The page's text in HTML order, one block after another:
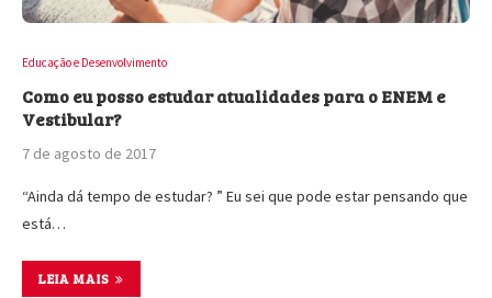
Educação e Desenvolvimento
Como eu posso estudar atualidades para o ENEM e
Vestibular?
7 de agosto de 2017
“Ainda dá tempo de estudar? ” Eu sei que pode estar pensando que
está…
LEIA MAIS